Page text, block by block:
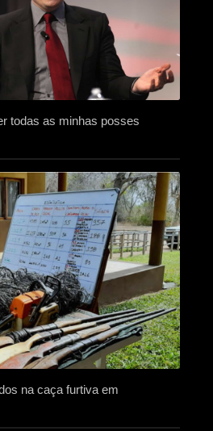
todas as minhas posses
na caça furtiva em